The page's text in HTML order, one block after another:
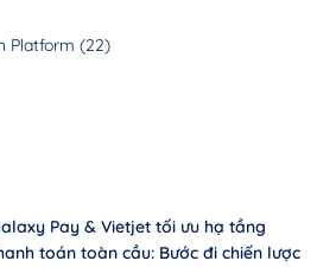
Platform (22)
Pay & Vietjet tối ưu hạ tầng
toán toàn cầu: Bước đi chiến lược